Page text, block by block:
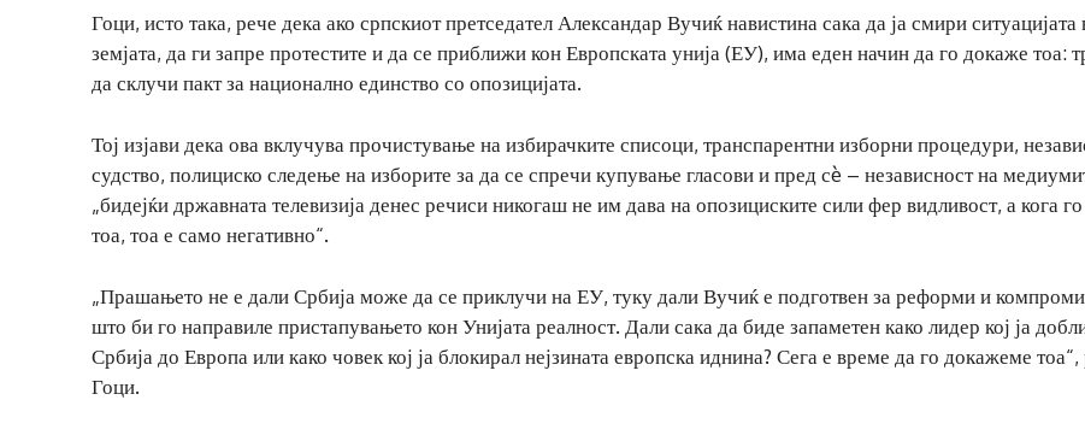
Гоци, исто така, рече дека ако српскиот претседател Александар Вучиќ навистина сака да ја смири ситуацијата
земјата, да ги запре протестите и да се приближи кон Европската унија (ЕУ), има еден начин да го докаже тоа:
да склучи пакт за национално единство со опозицијата.
Тој изјави дека ова вклучува прочистување на избирачките списоци, транспарентни изборни процедури,
судство, полициско следење на изборите за да се спречи купување гласови и пред сè – независност на
„бидејќи државната телевизија денес речиси никогаш не им дава на опозициските сили фер видливост, а кога
тоа, тоа е само негативно“.
„Прашањето не е дали Србија може да се приклучи на ЕУ, туку дали Вучиќ е подготвен за реформи и
што би го направиле пристапувањето кон Унијата реалност. Дали сака да биде запаметен како лидер кој ја
Србија до Европа или како човек кој ја блокирал нејзината европска иднина? Сега е време да го докажеме тоа“,
Гоци.